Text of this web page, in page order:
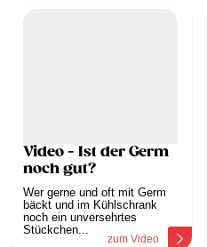
Video - Ist der Germ
noch gut?
Wer gerne und oft mit Germ
bäckt und im Kühlschrank
noch ein unversehrtes
Stückchen...
zum Video